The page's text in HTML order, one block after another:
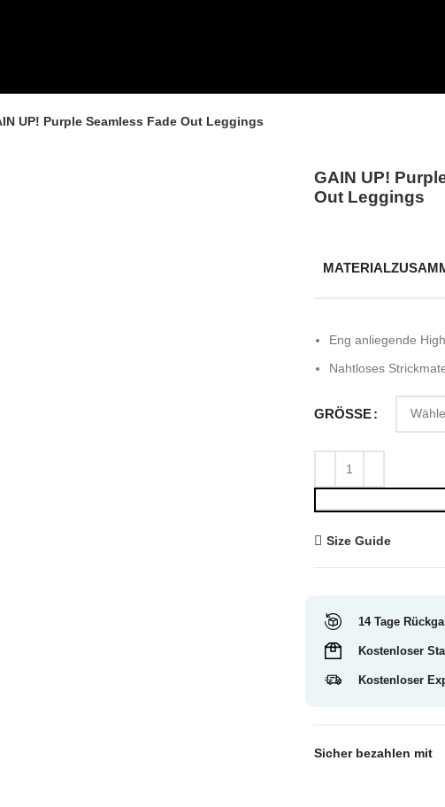
UP! Purple Seamless Fade Out Leggings
GAIN UP!
Out Leggings
Eng anliegende
Nahtloses
GRÖSSE
Size Guide
14 Tage
Kostenloser
Kostenloser
Sicher bezahlen mit